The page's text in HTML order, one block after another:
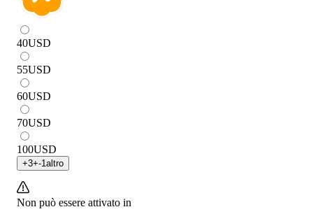
40USD
55USD
60USD
70USD
100USD
+3+-1 altro
Non può essere attivato in